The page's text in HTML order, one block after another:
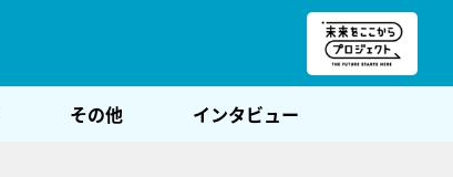
その他 インタビュー